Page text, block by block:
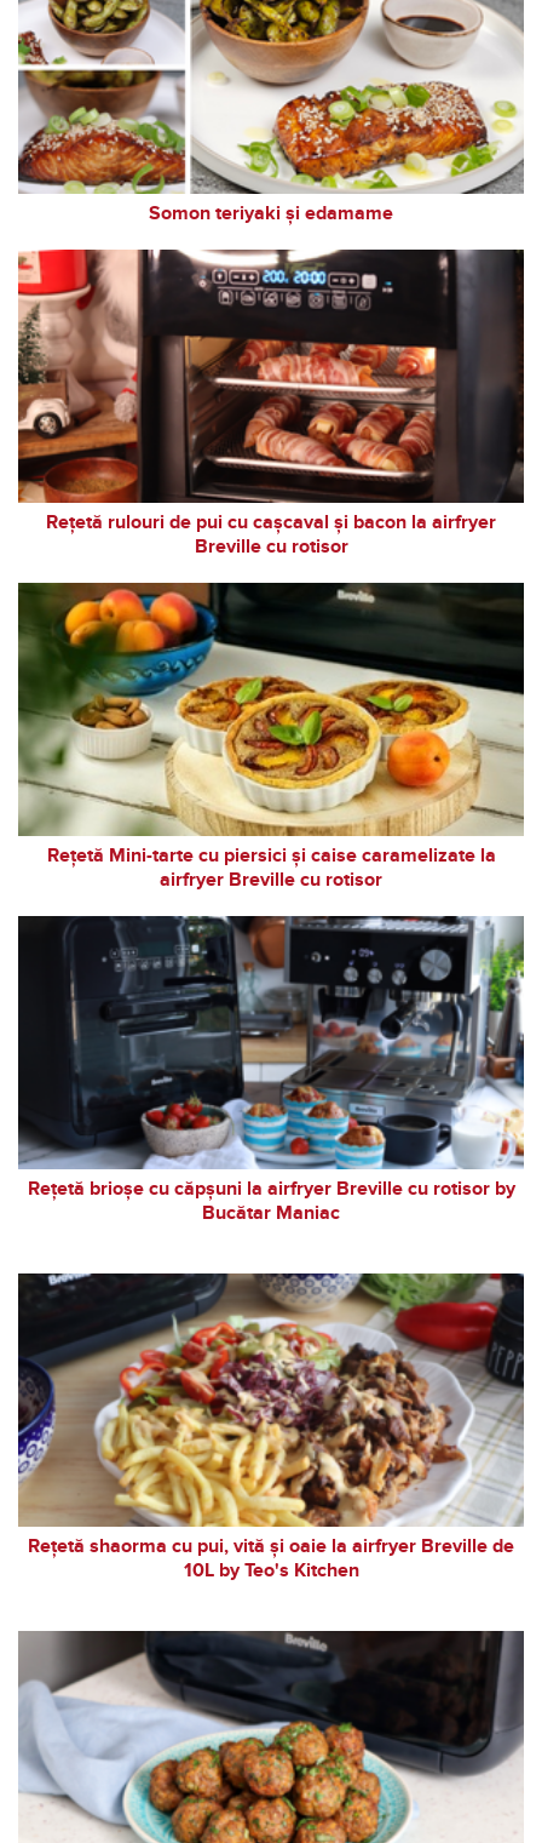
Somon teriyaki și edamame
Rețetă rulouri de pui cu cașcaval și bacon la airfryer
Breville cu rotisor
Rețetă Mini-tarte cu piersici și caise caramelizate la
airfryer Breville cu rotisor
Rețetă brioșe cu căpșuni la airfryer Breville cu rotisor by
Bucătar Maniac
Rețetă shaorma cu pui, vită și oaie la airfryer Breville de
10L by Teo's Kitchen